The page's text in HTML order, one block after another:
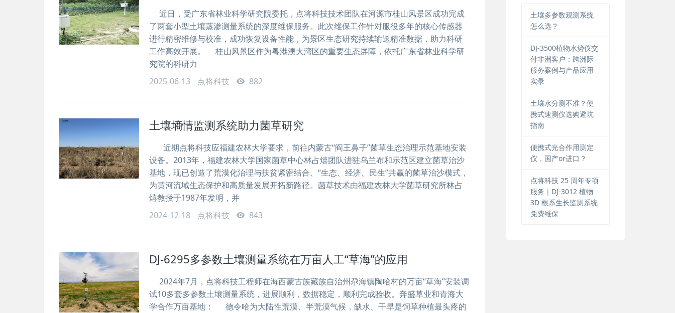
近日，受广东省林业科学研究院委托，点将科技技术团队在河源市桂山风景区成功完成
了两套小型土壤蒸渗测量系统的深度维保服务。此次维保工作针对服役多年的核心传感器
进行精密维修与校准，成功恢复设备性能，为景区生态研究持续输送精准数据，助力科研
工作高效开展。 桂山风景区作为粤港澳大湾区的重要生态屏障，依托广东省林业科学研
究院的科研力
2025-06-13
点将科技 882
土壤墒情监测系统助力菌草研究
近期点将科技应福建农林大学要求，前往内蒙古“阎王鼻子”菌草生态治理示范基地安装
设备。2013年，福建农林大学国家菌草中心林占熺团队进驻乌兰布和示范区建立菌草治沙
基地，现已创造了荒漠化治理与扶贫紧密结合、“生态、经济、民生”共赢的菌草治沙模式，
为黄河流域生态保护和高质量发展开拓新路径。菌草技术由福建农林大学菌草研究所林占
熺教授于1987年发明，并
2024-12-18
点将科技 843
DJ-6295多参数土壤测量系统在万亩人工“草海”的应用
2024年7月，点将科技工程师在海西蒙古族藏族自治州尕海镇陶哈村的万亩“草海”安装调
试10多套多参数土壤测量系统，进展顺利，数据稳定，顺利完成验收。奔盛草业和青海大
学合作万亩基地： 德令哈为大陆性荒漠、半荒漠气候，缺水、干旱是饲草种植最头疼的
土壤多参数观测系统
怎么选？
DJ-3500植物水势仪交
付非洲客户：跨洲际
服务案例与产品应用
实录
土壤水分测不准？便
携式速测仪选购避坑
指南
便携式光合作用测定
仪，国产or进口？
点将科技 25 周年专项
服务｜DJ-3012 植物
3D 根系生长监测系统
免费维保